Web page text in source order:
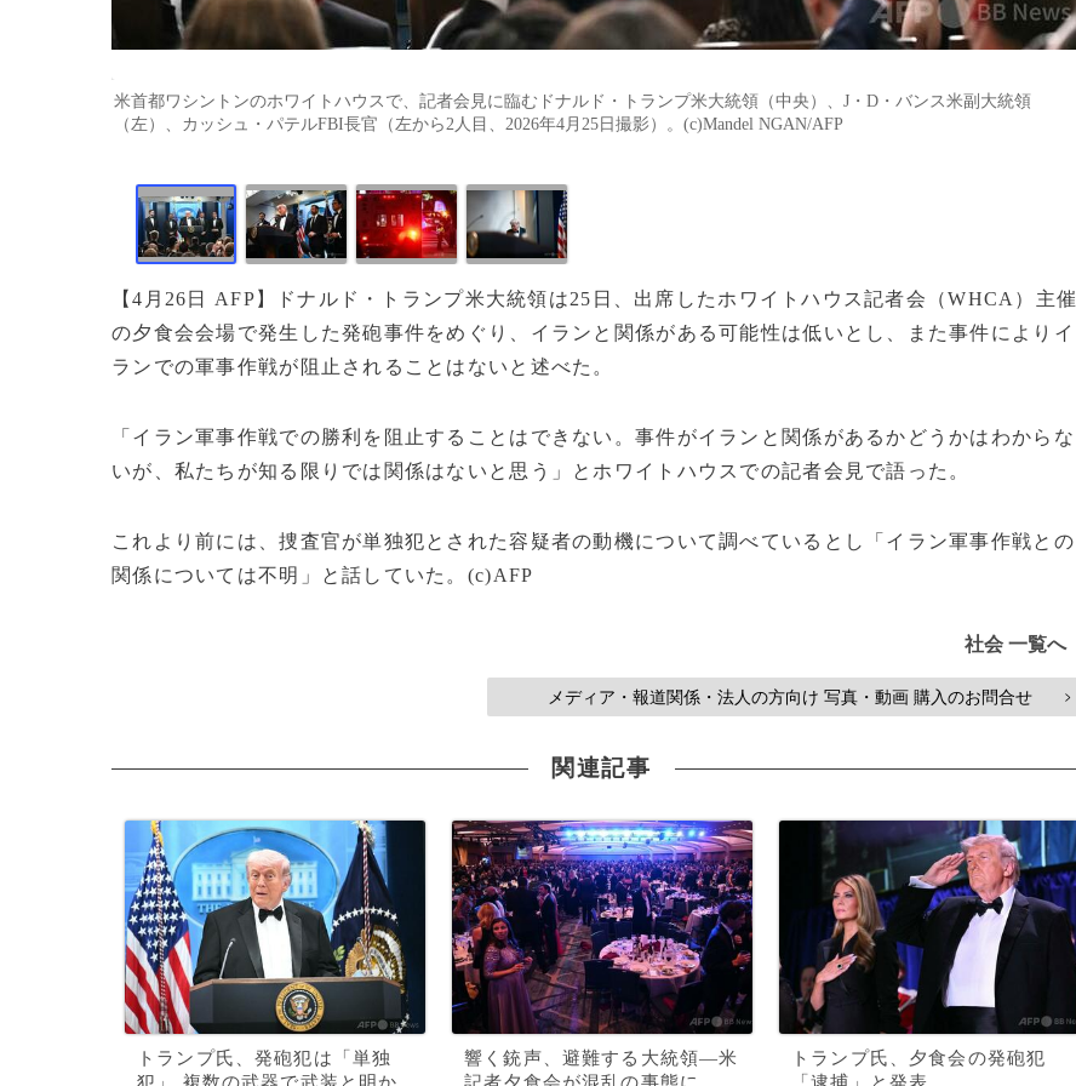
米首都ワシントンのホワイトハウスで、記者会見に臨むドナルド・トランプ米大統領（中央）、J・D・バンス米副大統領
（左）、カッシュ・パテルFBI長官（左から2人目、2026年4月25日撮影）。(c)Mandel NGAN/AFP
【4月26日 AFP】ドナルド・トランプ米大統領は25日、出席したホワイトハウス記者会（WHCA）主催
の夕食会会場で発生した発砲事件をめぐり、イランと関係がある可能性は低いとし、また事件によりイ
ランでの軍事作戦が阻止されることはないと述べた。
「イラン軍事作戦での勝利を阻止することはできない。事件がイランと関係があるかどうかはわからな
いが、私たちが知る限りでは関係はないと思う」とホワイトハウスでの記者会見で語った。
これより前には、捜査官が単独犯とされた容疑者の動機について調べているとし「イラン軍事作戦との
関係については不明」と話していた。(c)AFP
社会 一覧へ
メディア・報道関係・法人の方向け 写真・動画 購入のお問合せ >
関連記事
トランプ氏、発砲犯は「単独
響く銃声、避難する大統領―米
トランプ氏、夕食会の発砲犯